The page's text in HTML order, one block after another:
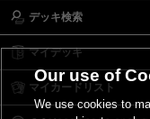
デッキ検索
マイデッキ
マイカードリスト
Our use of
We use cookies to